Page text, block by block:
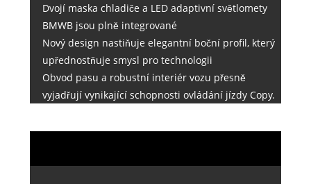
Dvojí maska ​​chladiče a LED adaptivní světlomety
BMWB jsou plně integrované
Nový design nastiňuje elegantní boční profil, který
upřednostňuje smysl pro technologii
Obvod pasu a robustní interiér vozu přesně
vyjadřují vynikající schopnosti ovládání jízdy Copy.